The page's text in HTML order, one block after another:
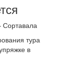
Сортавала
тура
в